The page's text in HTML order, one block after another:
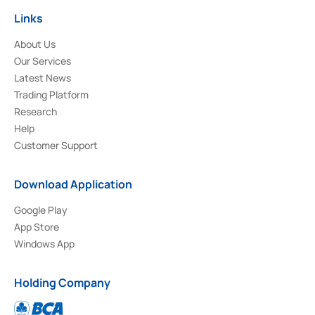
Links
About Us
Our Services
Latest News
Trading Platform
Research
Help
Customer Support
Download Application
Google Play
App Store
Windows App
Holding Company